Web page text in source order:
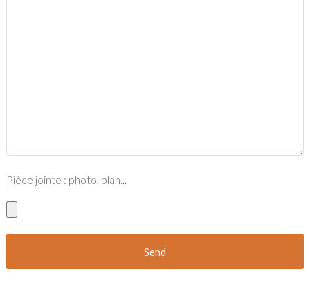
Pièce jointe : photo, plan...